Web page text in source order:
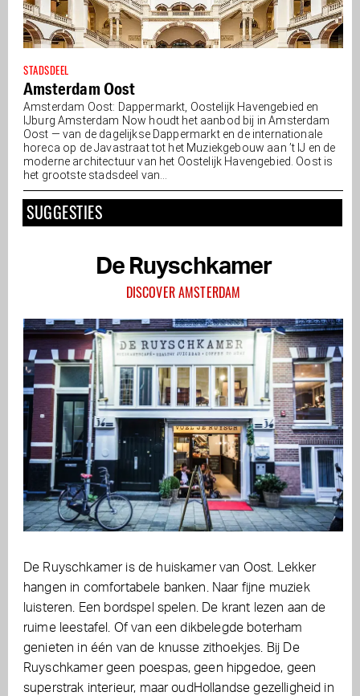
STADSDEEL
Amsterdam Oost
Amsterdam Oost: Dappermarkt, Oostelijk Havengebied en
IJburg Amsterdam Now houdt het aanbod bij in Amsterdam
Oost — van de dagelijkse Dappermarkt en de internationale
horeca op de Javastraat tot het Muziekgebouw aan ’t IJ en de
moderne architectuur van het Oostelijk Havengebied. Oost is
het grootste stadsdeel van...
SUGGESTIES
De Ruyschkamer
DISCOVER AMSTERDAM
De Ruyschkamer is de huiskamer van Oost. Lekker
hangen in comfortabele banken. Naar fijne muziek
luisteren. Een bordspel spelen. De krant lezen aan de
ruime leestafel. Of van een dikbelegde boterham
genieten in één van de knusse zithoekjes. Bij De
Ruyschkamer geen poespas, geen hipgedoe, geen
superstrak interieur, maar oudHollandse gezelligheid in